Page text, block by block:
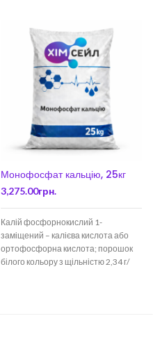
Монофосфат кальцію, 25кг
3,275.00грн.
Калій фосфорнокислий 1-
заміщений – калієва кислота або
ортофосфорна кислота; порошок
білого кольору з щільністю 2,34 г/